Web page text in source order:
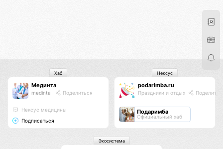
Мединта
medinta Поделиться
Нексус медицины
Подписаться
Хаб
podarimba.ru
Праздники и отдых
Подаримба
Официальный хаб
Нексус
Экосистема